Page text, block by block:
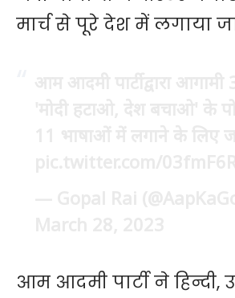
मार्च से पूरे देश में लगाया
आम आदमी पार्टी ने हिन्दी,